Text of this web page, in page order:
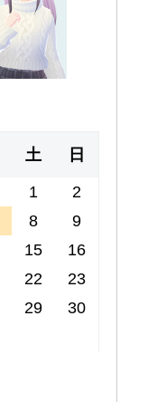
土 日
1
2
8
9
15
16
22
23
29
30